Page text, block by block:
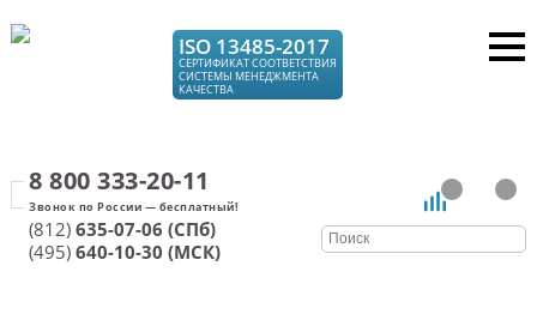
ISO 13485-2017
СЕРТИФИКАТ СООТВЕТСТВИЯ
СИСТЕМЫ МЕНЕДЖМЕНТА
КАЧЕСТВА
8 800 333-20-11
(812) 635-07-06 (СПб)
(495) 640-10-30 (МСК)